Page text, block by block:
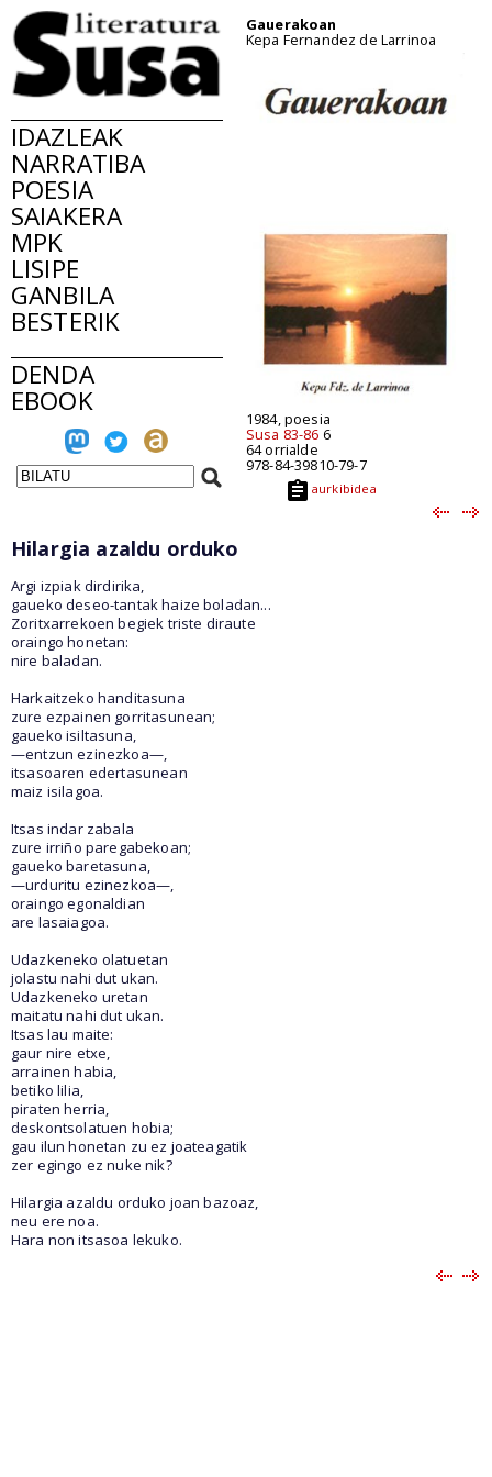
IDAZLEAK
NARRATIBA
POESIA
SAIAKERA
MPK
LISIPE
GANBILA
BESTERIK
DENDA
EBOOK
Gauerakoan
Kepa Fernandez de Larrinoa
1984, poesia
Susa 83-86 6
64 orrialde
978-84-39810-79-7
aurkibidea
Hilargia azaldu orduko
Argi izpiak dirdirika,
gaueko deseo-tantak haize boladan...
Zoritxarrekoen begiek triste diraute
oraingo honetan:
nire baladan.
Harkaitzeko handitasuna
zure ezpainen gorritasunean;
gaueko isiltasuna,
—entzun ezinezkoa—,
itsasoaren edertasunean
maiz isilagoa.
Itsas indar zabala
zure irriño paregabekoan;
gaueko baretasuna,
—urduritu ezinezkoa—,
oraingo egonaldian
are lasaiagoa.
Udazkeneko olatuetan
jolastu nahi dut ukan.
Udazkeneko uretan
maitatu nahi dut ukan.
Itsas lau maite:
gaur nire etxe,
arrainen habia,
betiko lilia,
piraten herria,
deskontsolatuen hobia;
gau ilun honetan zu ez joateagatik
zer egingo ez nuke nik?
Hilargia azaldu orduko joan bazoaz,
neu ere noa.
Hara non itsasoa lekuko.